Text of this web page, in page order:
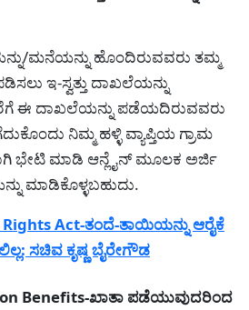
ಮನೆಯನ್ನು ಹೊಂದಿರುವವರು ತಮ್ಮ
ಇ-ಸ್ವತ್ತು ದಾಖಲೆಯನ್ನು
ಈ ದಾಖಲೆಯನ್ನು ಪಡೆಯದಿರುವವರು
ನಿಮ್ಮ ಹಳ್ಳಿ ವ್ಯಾಪ್ತಿಯ ಗ್ರಾಮ
ಭೇಟಿ ಮಾಡಿ ಆನ್ಲೈನ್ ಮೂಲಕ ಅರ್ಜಿ
ಮಾಡಿಕೊಳ್ಳಬಹುದು.
Act-ತಂದೆ-ತಾಯಿಯನ್ನು ಆರೈಕೆ
ಸಚಿವ ಕೃಷ್ಣ ಬೈರೇಗೌಡ
Benefits-ಖಾತಾ ಪಡೆಯುವುದರಿಂದ